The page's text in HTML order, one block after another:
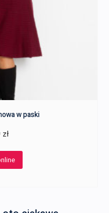
w paski
zł